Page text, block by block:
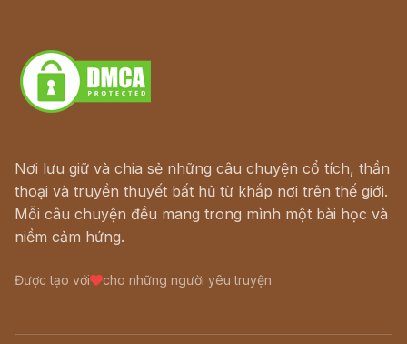
Nơi lưu giữ và chia sẻ những câu chuyện cổ tích, thần
thoại và truyền thuyết bất hủ từ khắp nơi trên thế giới.
Mỗi câu chuyện đều mang trong mình một bài học và
niềm cảm hứng.
Được tạo với cho những người yêu truyện